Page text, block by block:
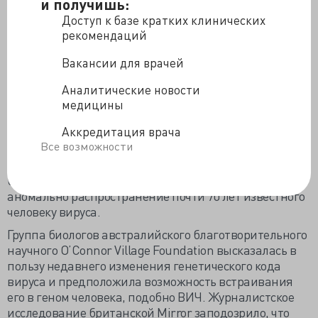
и получишь:
Доступ к базе кратких клинических
рекомендаций
Вакансии для врачей
Аналитические новости
медицины
Аккредитация врача
Все возможности
рукотворного фактора при развитии неких вспышек
инфекционных на фоне тех возбудителей, которые
давным-давно, десятилетиями, столетиями
существовали в природе».
Вероника Игоревна не первая заподозрила странную
тенденцию в распространении опасных для человека
главный санитарный врач России Геннадий
Онищенко сообщил, что специалисты
биологического оружия, поскольку действительно
аномально распространение почти 70 лет известного
человеку вируса.
Группа биологов австралийского благотворительного
научного O’Connor Village Foundation высказалась в
пользу недавнего изменения генетического кода
вируса и предположила возможность встраивания
его в геном человека, подобно ВИЧ. Журналистское
исследование британской Mirror заподозрило, что